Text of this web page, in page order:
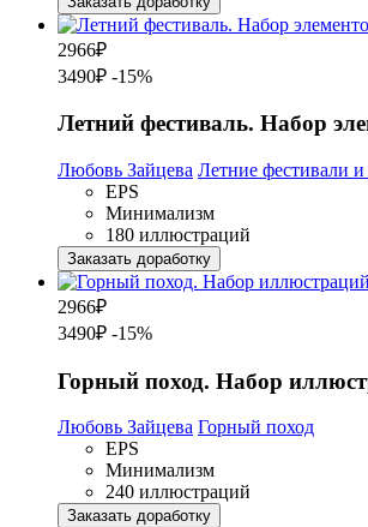
2966₽
3490₽ -15%
Летний фестиваль. Набор
Любовь Зайцева Летние фестивали
EPS
Минимализм
180 иллюстраций
Заказать доработку
2966₽
3490₽ -15%
Горный поход. Набор
Любовь Зайцева Горный поход
EPS
Минимализм
240 иллюстраций
Заказать доработку